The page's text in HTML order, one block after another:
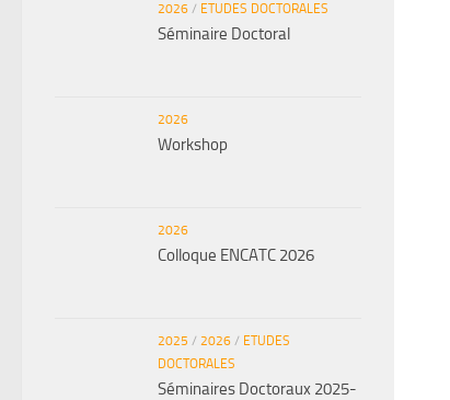
2026 / ETUDES DOCTORALES
Séminaire Doctoral
2026
Workshop
2026
Colloque ENCATC 2026
2025 / 2026 / ETUDES
DOCTORALES
Séminaires Doctoraux 2025-